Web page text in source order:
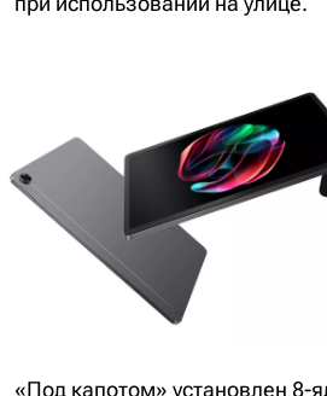
«Под капотом» установлен 8-